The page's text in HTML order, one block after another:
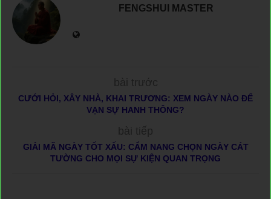
FENGSHUI MASTER
bài trước
CƯỚI HỎI, XÂY NHÀ, KHAI TRƯƠNG: XEM NGÀY NÀO ĐỂ
VẠN SỰ HANH THÔNG?
bài tiếp
GIẢI MÃ NGÀY TỐT XẤU: CẨM NANG CHỌN NGÀY CÁT
TƯỜNG CHO MỌI SỰ KIỆN QUAN TRỌNG